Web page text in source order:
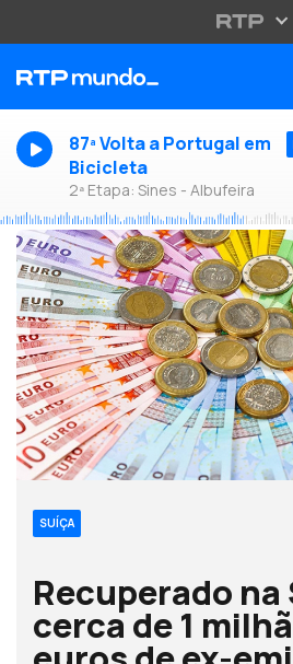
87ª Volta a Portugal em
Bicicleta
2ª Etapa: Sines - Albufeira
SUÍÇA
Recuperado na
cerca de 1